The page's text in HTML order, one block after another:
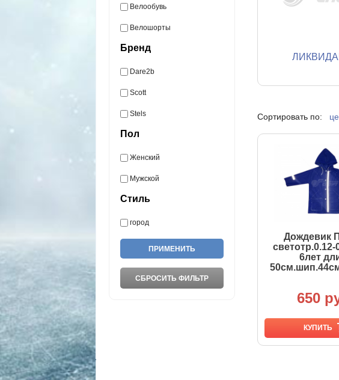
Велообувь
Велошорты
Бренд
Dare2b
Scott
Stels
Пол
Женский
Мужской
Стиль
город
Сортировать по:
Дождевик
6лет
650
КУПИТЬ